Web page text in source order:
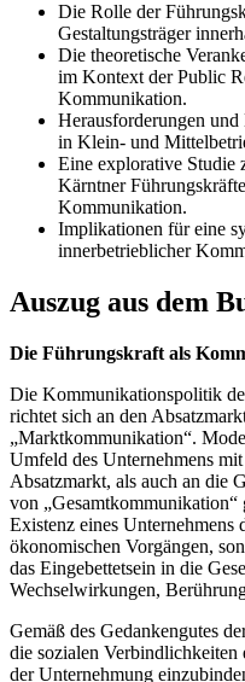
Die Rolle der
Gestaltungsträger
Die theoretische
im Kontext der Public
Kommunikation.
Herausforderungen
in Klein- und
Eine explorative Studie
Kärntner
Kommunikation.
Implikationen für eine
innerbetrieblicher
Auszug aus dem
Die Führungskraft als
Die Kommunikationspolitik
richtet sich an den
„Marktkommunikation“.
Umfeld des Unternehmens
Absatzmarkt, als auch an die
von
Existenz eines
ökonomischen Vorgängen,
das Eingebettetsein in die
Wechselwirkungen,
Gemäß des Gedankengutes
die sozialen
der Unternehmung